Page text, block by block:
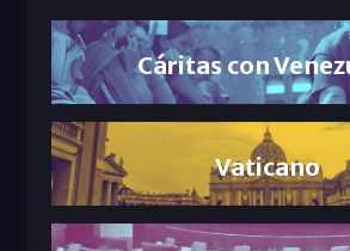
Cáritas con
Vaticano